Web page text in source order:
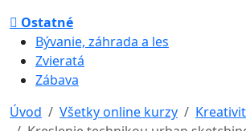
Ostatné
Bývanie, záhrada a les
Zvieratá
Zábava
Úvod
Všetky online kurzy